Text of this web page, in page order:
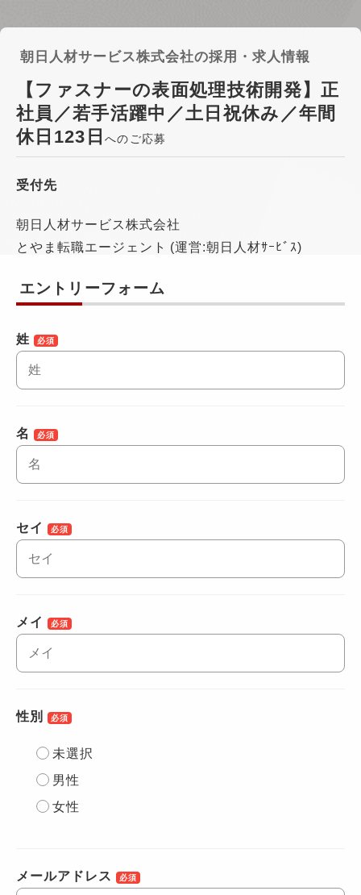
朝日人材サービス株式会社の採用・求人情報
【ファスナーの表面処理技術開発】正
社員／若手活躍中／土日祝休み／年間
休日123日へのご応募
受付先
朝日人材サービス株式会社
とやま転職エージェント (運営:朝日人材ｻｰﾋﾞｽ)
エントリーフォーム
姓 必須
名 必須
セイ 必須
メイ 必須
性別 必須
未選択
男性
女性
メールアドレス 必須